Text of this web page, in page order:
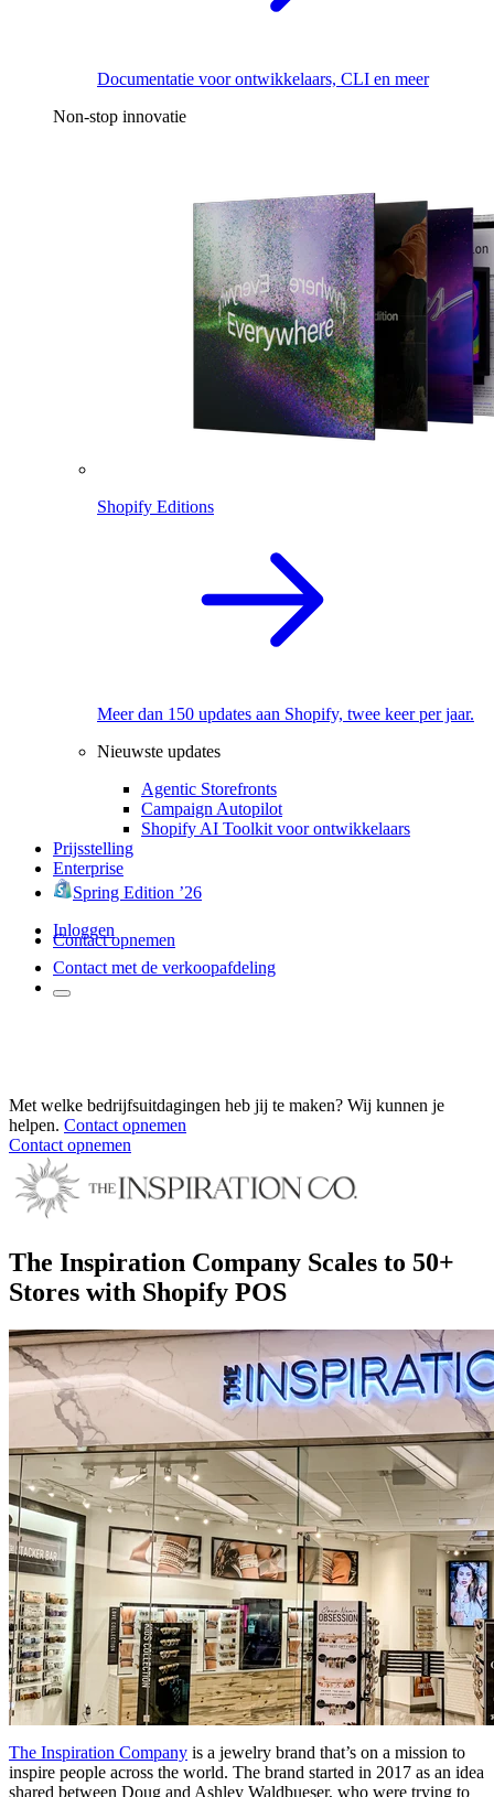
Documentatie voor ontwikkelaars, CLI en meer
Non-stop innovatie
Shopify Editions
Meer dan 150 updates aan Shopify, twee keer per jaar.
Nieuwste updates
Agentic Storefronts
Campaign Autopilot
Shopify AI Toolkit voor ontwikkelaars
Prijsstelling
Enterprise
Spring Edition ’26
Inloggen
Contact opnemen
Contact met de verkoopafdeling
Met welke bedrijfsuitdagingen heb jij te maken? Wij kunnen je
helpen. Contact opnemen
Contact opnemen
The Inspiration Company Scales to 50+
Stores with Shopify POS
The Inspiration Company is a jewelry brand that’s on a mission to
inspire people across the world. The brand started in 2017 as an idea
shared between Doug and Ashley Waldbueser, who were trying to